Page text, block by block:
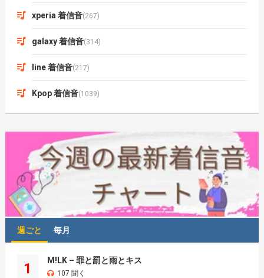
xperia 着信音(267)
galaxy 着信音(314)
line 着信音(217)
Kpop 着信音(1039)
週ごと 毎月
1
M!LK – 罪と罰と雨とキス
107 聞く